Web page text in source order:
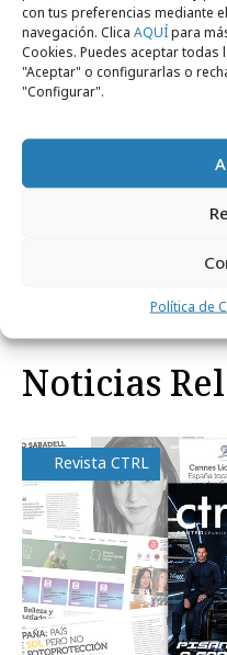
con tus preferencias mediante
navegación. Clica AQUÍpara
Cookies. Puedes aceptar
"Aceptar" o configurarlas o
"Configurar".
Política de
Noticias
Revista CTRL